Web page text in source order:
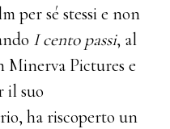
per sé stessi e non
I cento passi, al
Minerva Pictures e
il suo
ha riscoperto un